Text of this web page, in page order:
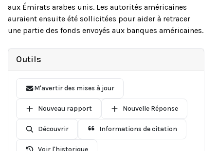
aux Émirats arabes unis. Les autorités américaines
auraient ensuite été sollicitées pour aider à retracer
une partie des fonds envoyés aux banques américaines.
Outils
M'avertir des mises à jour
Nouveau rapport Nouvelle Réponse
Découvrir Informations de citation
Voir l'historique